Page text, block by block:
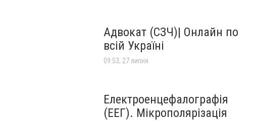
Адвокат (СЗЧ)| Онлайн по
всій Україні
09:53, 27 липня
Електроенцефалографія
(ЕЕГ). Мікрополярізація